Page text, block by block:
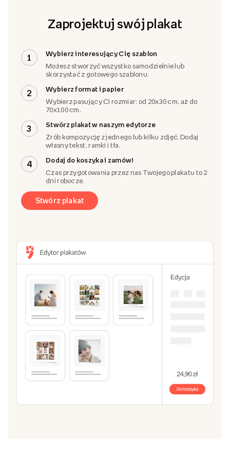
Zaprojektuj swój plakat
1
Wybierz interesujący Cię szablon
Możesz stworzyć wszystko samodzielnie lub
skorzystać z gotowego szablonu.
2
Wybierz format i papier
Wybierz pasujący Ci rozmiar: od 20x30 cm, aż do
70x100 cm.
3
Stwórz plakat w naszym edytorze
Zrób kompozycję z jednego lub kilku zdjęć. Dodaj
własny tekst, ramki i tła.
4
Dodaj do koszyka i zamów!
Czas przygotowania przez nas Twojego plakatu to 2
dni robocze.
Stwórz plakat